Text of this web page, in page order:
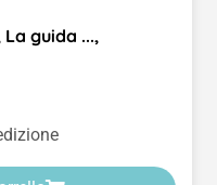
guida ...,